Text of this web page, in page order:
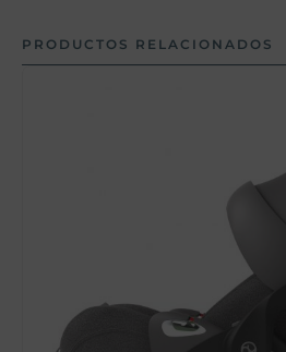
PRODUCTOS RELACIONADOS